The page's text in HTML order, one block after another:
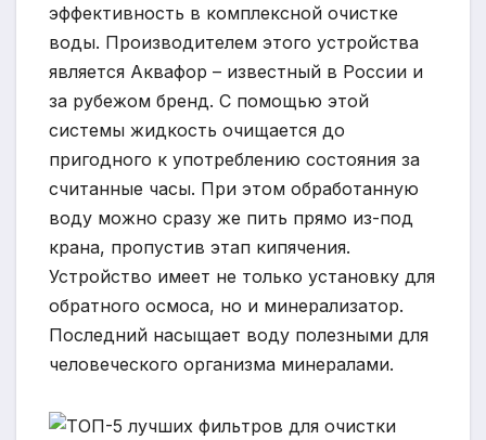
эффективность в комплексной очистке
воды. Производителем этого устройства
является Аквафор – известный в России и
за рубежом бренд. С помощью этой
системы жидкость очищается до
пригодного к употреблению состояния за
считанные часы. При этом обработанную
воду можно сразу же пить прямо из-под
крана, пропустив этап кипячения.
Устройство имеет не только установку для
обратного осмоса, но и минерализатор.
Последний насыщает воду полезными для
человеческого организма минералами.